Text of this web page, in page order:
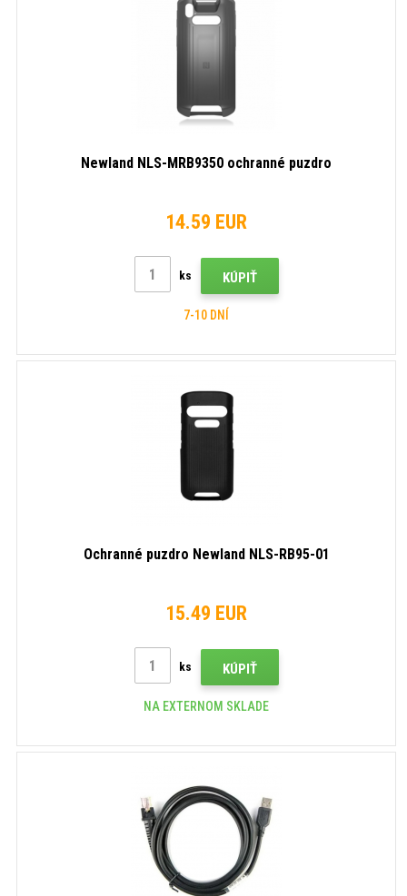
Newland NLS-MRB9350 ochranné puzdro
14.59 EUR
ks KÚPIŤ
7-10 DNÍ
Ochranné puzdro Newland NLS-RB95-01
15.49 EUR
ks KÚPIŤ
NA EXTERNOM SKLADE